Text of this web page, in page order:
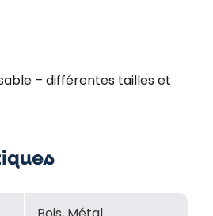
– différentes tailles et